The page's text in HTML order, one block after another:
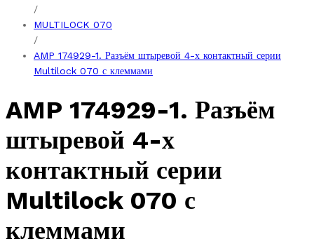
/
MULTILOCK 070
/
AMP 174929-1. Разъём штыревой 4-х контактный серии
Multilock 070 с клеммами
AMP 174929-1. Разъём
штыревой 4-х
контактный серии
Multilock 070 с
клеммами